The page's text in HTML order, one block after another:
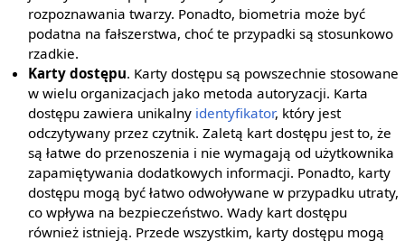
rozpoznawania twarzy. Ponadto, biometria może być
podatna na fałszerstwa, choć te przypadki są stosunkowo
rzadkie.
Karty dostępu. Karty dostępu są powszechnie stosowane
w wielu organizacjach jako metoda autoryzacji. Karta
dostępu zawiera unikalny identyfikator, który jest
odczytywany przez czytnik. Zaletą kart dostępu jest to, że
są łatwe do przenoszenia i nie wymagają od użytkownika
zapamiętywania dodatkowych informacji. Ponadto, karty
dostępu mogą być łatwo odwoływane w przypadku utraty,
co wpływa na bezpieczeństwo. Wady kart dostępu
również istnieją. Przede wszystkim, karty dostępu mogą